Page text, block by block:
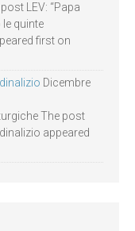
LEV: “Papa
quinte
first on
Dicembre
The post
appeared